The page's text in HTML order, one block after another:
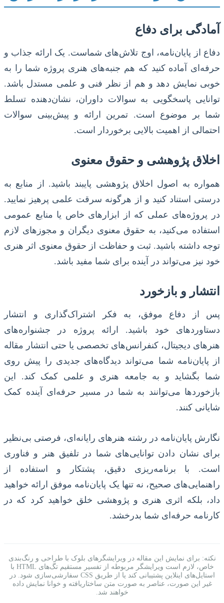
آمادگی برای دفاع
دفاع از پایان‌نامه، اوج تلاش‌های شماست. یک ارائه جذاب و
حرفه‌ای آماده کنید که هم جنبه‌های هنری پروژه شما را به
خوبی نمایش دهد و هم از نظر فنی و علمی مستدل باشد.
توانایی پاسخگویی به سوالات داوران، نشان‌دهنده تسلط
شما بر موضوع است. تمرین ارائه و پیش‌بینی سوالات
احتمالی از اهمیت بالایی برخوردار است.
اخلاق پژوهشی و حقوق معنوی
همواره به اصول اخلاق پژوهشی پایبند باشید. از منابع به
درستی استناد کنید و از هرگونه سرقت علمی پرهیز نمایید.
در پروژه‌های عملی که از ابزارهای خاص یا منابع عمومی
استفاده می‌کنید، به حقوق معنوی دیگران و مجوزهای لازم
توجه داشته باشید. ثبت و حفاظت از حقوق معنوی اثر هنری
خود نیز می‌تواند در آینده برای شما مفید باشد.
انتشار و بازخورد
پس از دفاع موفق، به فکر اشتراک‌گذاری و انتشار
دستاوردهای خود باشید. ارائه پروژه در جشنواره‌های
هنرهای دیجیتال، کنفرانس‌های تخصصی یا حتی انتشار مقاله
از پایان‌نامه شما می‌تواند دیدگاه‌های جدیدی را پیش روی
شما بگشاید و به جامعه هنری و علمی کمک کند. این
بازخوردها می‌توانند به شما در مسیر حرفه‌ای آینده کمک
شایانی کنند.
نگارش پایان‌نامه در رشته هنرهای رایانه‌ای، فرصتی بی‌نظیر
برای نشان دادن توانایی‌های شما در تلفیق هنر و فناوری
است. با برنامه‌ریزی دقیق، پشتکار و استفاده از
راهنمایی‌های صحیح، نه تنها یک پایان‌نامه موفق ارائه خواهید
داد، بلکه اثری هنری و پژوهشی خلق خواهید کرد که در
کارنامه حرفه‌ای شما بدرخشد.
نکته: برای نمایش این مقاله در ویرایشگرهای بلوک با طراحی و رنگ‌بندی
خاص، لازم است ویرایشگر مربوطه از تفسیر مستقیم تگ‌های HTML با
استایل‌های اینلاین پشتیبانی کند یا از طریق CSS سفارشی‌سازی شود. در
غیر این صورت، عناصر به صورت متن ساختاریافته و خوانا نمایش داده
خواهند شد.